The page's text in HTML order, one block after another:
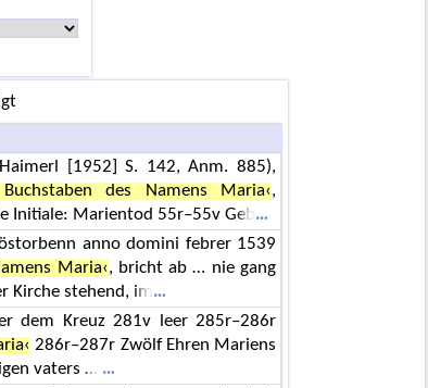
[1952] S. 142, Anm. 885),
des Namens Maria‹,
Initiale: Marientod 55r–55v Geb
anno domini febrer 1539
Maria‹, bricht ab … nie gang
Kirche stehend, im
dem Kreuz 281v leer 285r–286r
286r–287r Zwölf Ehren Mariens
vaters …